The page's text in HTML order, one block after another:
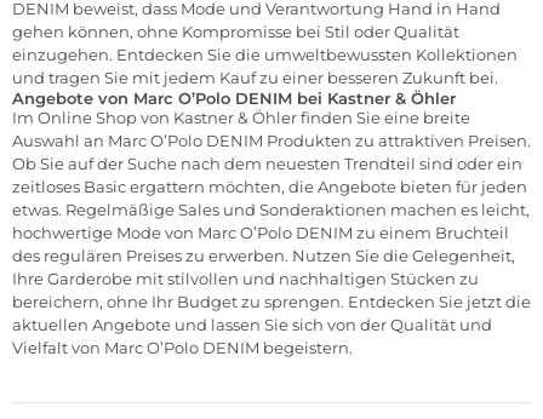
DENIM beweist, dass Mode und Verantwortung Hand in Hand
gehen können, ohne Kompromisse bei Stil oder Qualität
einzugehen. Entdecken Sie die umweltbewussten Kollektionen
und tragen Sie mit jedem Kauf zu einer besseren Zukunft bei.
Angebote von Marc O’Polo DENIM bei Kastner & Öhler
Im Online Shop von Kastner & Öhler finden Sie eine breite
Auswahl an Marc O’Polo DENIM Produkten zu attraktiven Preisen.
Ob Sie auf der Suche nach dem neuesten Trendteil sind oder ein
zeitloses Basic ergattern möchten, die Angebote bieten für jeden
etwas. Regelmäßige Sales und Sonderaktionen machen es leicht,
hochwertige Mode von Marc O’Polo DENIM zu einem Bruchteil
des regulären Preises zu erwerben. Nutzen Sie die Gelegenheit,
Ihre Garderobe mit stilvollen und nachhaltigen Stücken zu
bereichern, ohne Ihr Budget zu sprengen. Entdecken Sie jetzt die
aktuellen Angebote und lassen Sie sich von der Qualität und
Vielfalt von Marc O’Polo DENIM begeistern.